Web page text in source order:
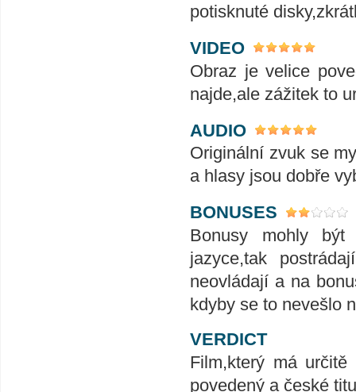
potisknuté
VIDEO
Obraz je velice
najde,ale zážitek to
AUDIO
Originální zvuk se
a hlasy jsou dobře
BONUSES
Bonusy mohly být
jazyce,tak
neovládají a na
kdyby se to nevešlo
VERDICT
Film,který má
povedený a české